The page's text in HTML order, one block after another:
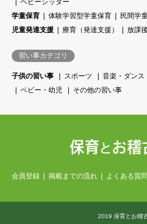
ベビーシッター
学童保育
体験学習型学童保育 民間学
児童発達支援
療育（発達支援） 放課
習い事カテゴリ
子供の習い事 スポーツ 音楽・ダンス
ベビー・幼児
その他の習い事
会員登録 掲載までの流れ よくある質問
2019 保育とお稽